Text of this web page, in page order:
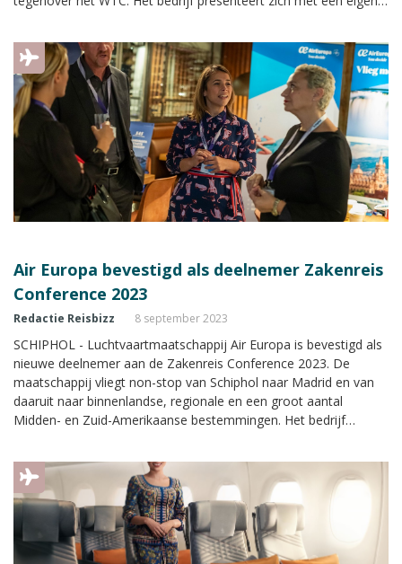
Conference.
Air Europa bevestigd als deelnemer Zakenreis
Conference 2023
Redactie Reisbizz 8 september 2023
SCHIPHOL - Luchtvaartmaatschappij Air Europa is bevestigd als
nieuwe deelnemer aan de Zakenreis Conference 2023. De
maatschappij vliegt non-stop van Schiphol naar Madrid en van
daaruit naar binnenlandse, regionale en een groot aantal
Midden- en Zuid-Amerikaanse bestemmingen. Het bedrijf
tijdens de Zakenreis Conference.